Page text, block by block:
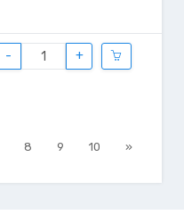
- +
8 9 10 »